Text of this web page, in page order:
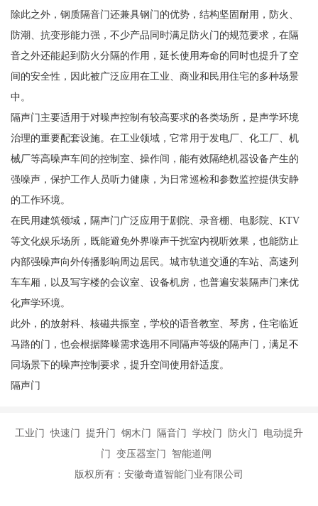
除此之外，钢质隔音门还兼具钢门的优势，结构坚固耐用，防火、
防潮、抗变形能力强，不少产品同时满足防火门的规范要求，在隔
音之外还能起到防火分隔的作用，延长使用寿命的同时也提升了空
间的安全性，因此被广泛应用在工业、商业和民用住宅的多种场景
中。
隔声门主要适用于对噪声控制有较高要求的各类场所，是声学环境
治理的重要配套设施。在工业领域，它常用于发电厂、化工厂、机
械厂等高噪声车间的控制室、操作间，能有效隔绝机器设备产生的
强噪声，保护工作人员听力健康，为日常巡检和参数监控提供安静
的工作环境。
在民用建筑领域，隔声门广泛应用于剧院、录音棚、电影院、KTV
等文化娱乐场所，既能避免外界噪声干扰室内视听效果，也能防止
内部强噪声向外传播影响周边居民。城市轨道交通的车站、高速列
车车厢，以及写字楼的会议室、设备机房，也普遍安装隔声门来优
化声学环境。
此外，的放射科、核磁共振室，学校的语音教室、琴房，住宅临近
马路的门，也会根据降噪需求选用不同隔声等级的隔声门，满足不
同场景下的噪声控制要求，提升空间使用舒适度。
隔声门
工业门 快速门 提升门 钢木门 隔音门 学校门 防火门 电动提升
门 变压器室门 智能道闸
版权所有：安徽奇道智能门业有限公司